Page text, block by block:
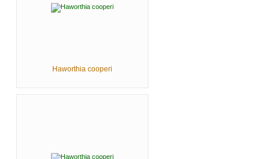
Haworthia cooperi